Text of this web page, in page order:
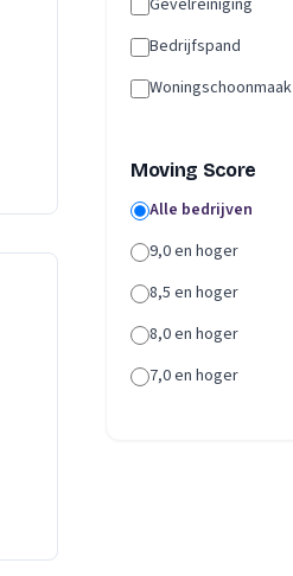
Gevelreiniging
Bedrijfspand
Woningschoonmaak
Moving Score
Alle bedrijven
9,0 en hoger
8,5 en hoger
8,0 en hoger
7,0 en hoger